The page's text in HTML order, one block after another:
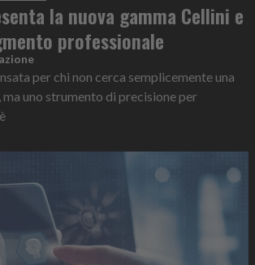
la nuova gamma Cellini e
professionale
per chi non cerca semplicemente una
uno strumento di precisione per